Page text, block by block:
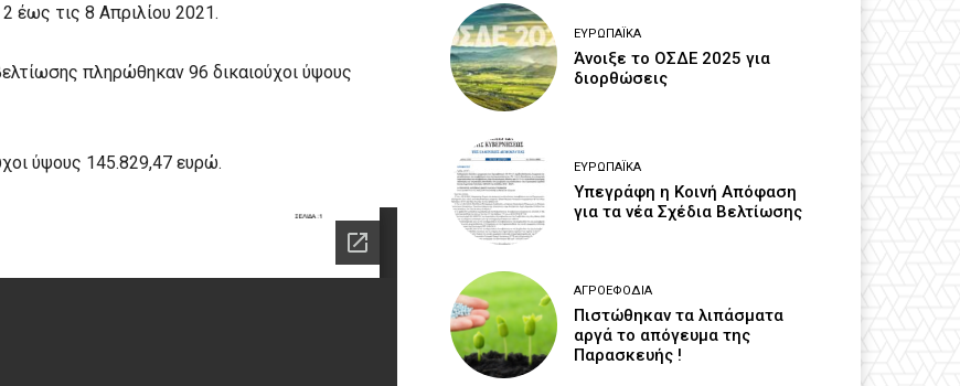
έως τις 8 Απριλίου 2021.
πληρώθηκαν 96 δικαιούχοι ύψους
ύψους 145.829,47 ευρώ.
ΕΥΡΩΠΑΪΚΆ
Άνοιξε το ΟΣΔΕ 2025 για
διορθώσεις
ΕΥΡΩΠΑΪΚΆ
Υπεγράφη η Κοινή Απόφαση
για τα νέα Σχέδια Βελτίωσης
ΑΓΡΟΕΦΌΔΙΑ
Πιστώθηκαν τα λιπάσματα
αργά το απόγευμα της
Παρασκευής !